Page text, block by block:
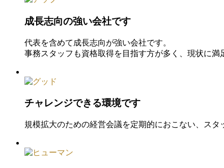
成長志向の強い会社です
代表を含めて成長志向が強い会社です。
事務スタッフも資格取得を目指す方が多く、現状に満
チャレンジできる環境です
規模拡大のための経営会議を定期的におこない、ス